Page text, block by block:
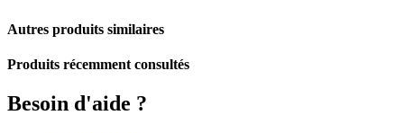
Autres produits similaires
Produits récemment consultés
Besoin d'aide ?